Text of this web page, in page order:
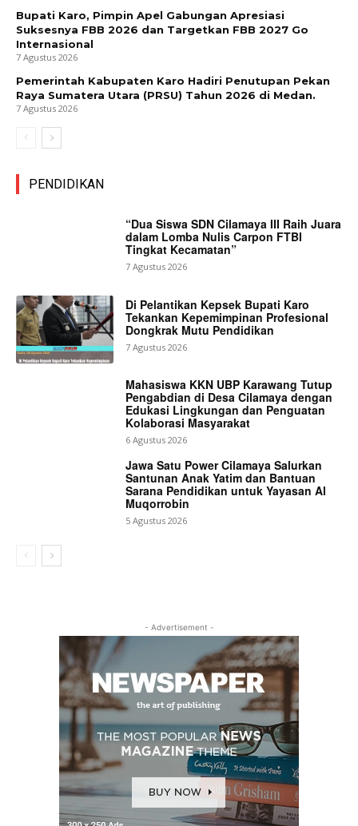
Bupati Karo, Pimpin Apel Gabungan Apresiasi
Suksesnya FBB 2026 dan Targetkan FBB 2027 Go
Internasional
7 Agustus 2026
Pemerintah Kabupaten Karo Hadiri Penutupan Pekan
Raya Sumatera Utara (PRSU) Tahun 2026 di Medan.
7 Agustus 2026
PENDIDIKAN
“Dua Siswa SDN Cilamaya III Raih Juara
dalam Lomba Nulis Carpon FTBI
Tingkat Kecamatan”
7 Agustus 2026
Di Pelantikan Kepsek Bupati Karo
Tekankan Kepemimpinan Profesional
Dongkrak Mutu Pendidikan
7 Agustus 2026
Mahasiswa KKN UBP Karawang Tutup
Pengabdian di Desa Cilamaya dengan
Edukasi Lingkungan dan Penguatan
Kolaborasi Masyarakat
6 Agustus 2026
Jawa Satu Power Cilamaya Salurkan
Santunan Anak Yatim dan Bantuan
Sarana Pendidikan untuk Yayasan Al
Muqorrobin
5 Agustus 2026
- Advertisement -